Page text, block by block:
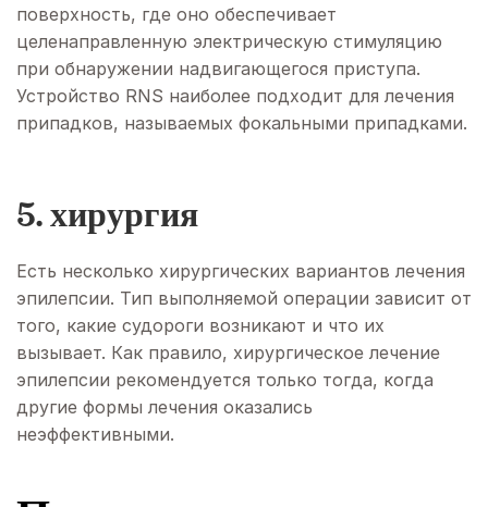
поверхность, где оно обеспечивает
целенаправленную электрическую стимуляцию
при обнаружении надвигающегося приступа.
Устройство RNS наиболее подходит для лечения
припадков, называемых фокальными припадками.
5. хирургия
Есть несколько хирургических вариантов лечения
эпилепсии. Тип выполняемой операции зависит от
того, какие судороги возникают и что их
вызывает. Как правило, хирургическое лечение
эпилепсии рекомендуется только тогда, когда
другие формы лечения оказались
неэффективными.